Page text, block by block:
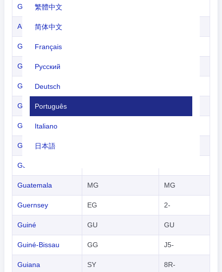
繁體中文
简体中文
Français
Русский
Deutsch
Português
Italiano
日本語
tiếng Việt
Indonesian
한국어
हिंदी
Geórgia
Alemanha
Gana
Gibraltar
Grécia
Groenlândia
Granada
Guadalupe
Guam
Guatemala MG MG
Guernsey EG 2-
Guiné GU GU
Guiné-Bissau GG J5-
Guiana SY 8R-